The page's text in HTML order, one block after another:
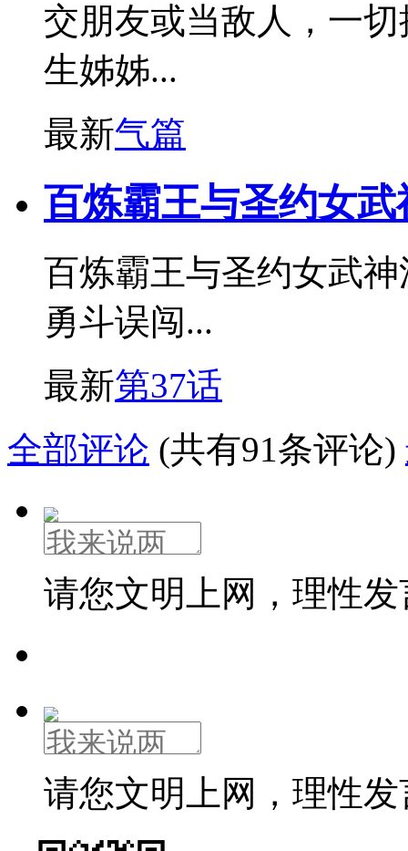
交朋友或当敌人，一
生姊姊...
最新气篇
百炼霸王与圣约女武
百炼霸王与圣约女武
勇斗误闯...
最新第37话
全部评论 (共有91条评论)
请您文明上网，理性
请您文明上网，理性